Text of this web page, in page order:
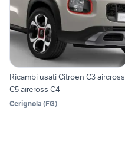
Ricambi usati Citroen C3 aircross
C5 aircross C4
Cerignola (FG)